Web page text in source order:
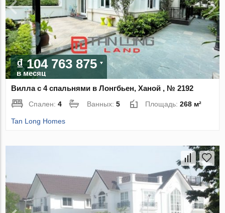
₫ 104 763 875
в месяц
Вилла с 4 спальнями в Лонгбьен, Ханой , № 2192
Спален:4 Ванных:5 Площадь:268 м²
Tan Long Homes